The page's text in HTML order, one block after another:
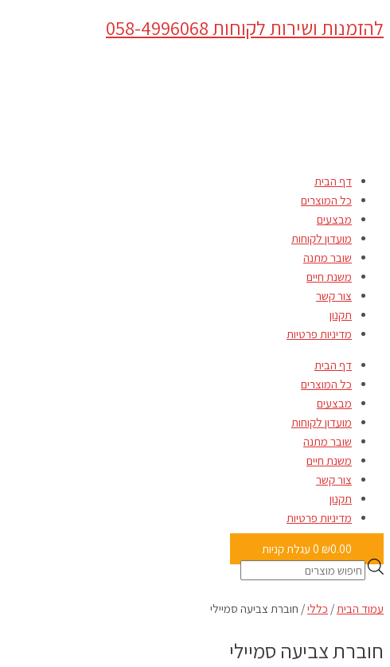
לתוכן
להזמנות ושירות לקוחות 058-4996068
דף הבית
כל המוצרים
מבצעים
מועדון לקוחות
שובר מתנה
משנת חיים
צור קשר
תקנון
מדיניות פרטיות
דף הבית
כל המוצרים
מבצעים
מועדון לקוחות
שובר מתנה
משנת חיים
צור קשר
תקנון
מדיניות פרטיות
₪0.00
0 עגלת קניות
search
עמוד הבית/ כללי/ חוברת צביעה סמיילי
חוברת צביעה סמיילי